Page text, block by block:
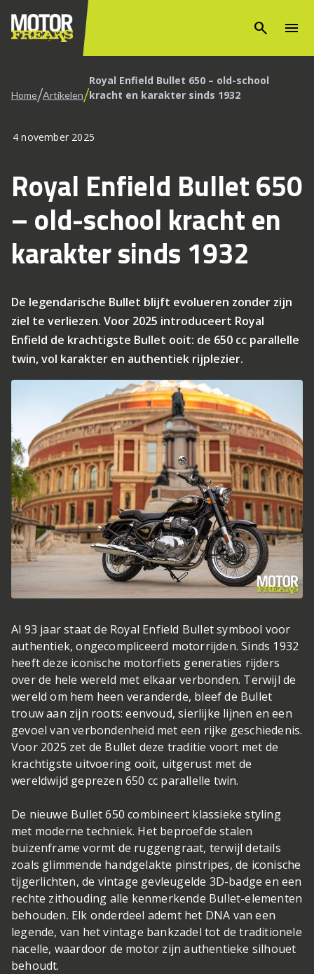
search menu
Home/Artikelen/Royal Enfield Bullet 650 – old-school
kracht en karakter sinds 1932
4 november 2025
Royal Enfield Bullet 650
– old-school kracht en
karakter sinds 1932
De legendarische Bullet blijft evolueren zonder zijn
ziel te verliezen. Voor 2025 introduceert Royal
Enfield de krachtigste Bullet ooit: de 650 cc parallelle
twin, vol karakter en authentiek rijplezier.
Al 93 jaar staat de Royal Enfield Bullet symbool voor
authentiek, ongecompliceerd motorrijden. Sinds 1932
heeft deze iconische motorfiets generaties rijders
over de hele wereld met elkaar verbonden. Terwijl de
wereld om hem heen veranderde, bleef de Bullet
trouw aan zijn roots: eenvoud, sierlijke lijnen en een
gevoel van verbondenheid met een rijke geschiedenis.
Voor 2025 zet de Bullet deze traditie voort met de
krachtigste uitvoering ooit, uitgerust met de
wereldwijd geprezen 650 cc parallelle twin.
De nieuwe Bullet 650 combineert klassieke styling
met moderne techniek. Het beproefde stalen
buizenframe vormt de ruggengraat, terwijl details
zoals glimmende handgelakte pinstripes, de iconische
tijgerlichten, de vintage gevleugelde 3D-badge en een
rechte zithouding alle kenmerkende Bullet-elementen
behouden. Elk onderdeel ademt het DNA van een
legende, van het vintage bankzadel tot de traditionele
nacelle, waardoor de motor zijn authentieke silhouet
behoudt.